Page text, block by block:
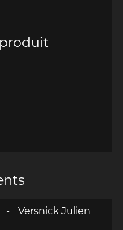
- Versnick Julien